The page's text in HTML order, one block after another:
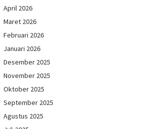
April 2026
Maret 2026
Februari 2026
Januari 2026
Desember 2025
November 2025
Oktober 2025
September 2025
Agustus 2025